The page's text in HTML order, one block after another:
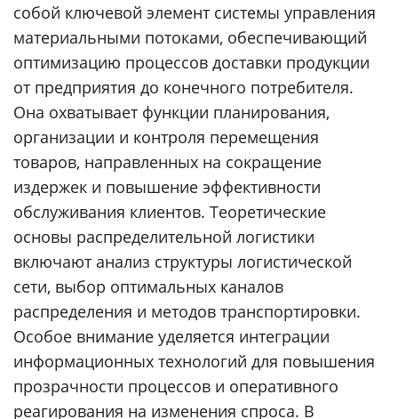
собой ключевой элемент системы управления
материальными потоками, обеспечивающий
оптимизацию процессов доставки продукции
от предприятия до конечного потребителя.
Она охватывает функции планирования,
организации и контроля перемещения
товаров, направленных на сокращение
издержек и повышение эффективности
обслуживания клиентов. Теоретические
основы распределительной логистики
включают анализ структуры логистической
сети, выбор оптимальных каналов
распределения и методов транспортировки.
Особое внимание уделяется интеграции
информационных технологий для повышения
прозрачности процессов и оперативного
реагирования на изменения спроса. В